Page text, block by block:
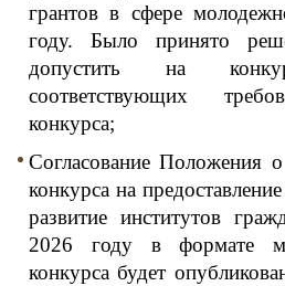
грантов в сфере
году. Было принято
допустить на
соответствующих
конкурса;
Согласование Положения
конкурса на
развитие институтов
2026 году в формате
конкурса будет